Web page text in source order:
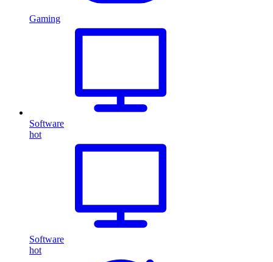
Gaming
Software
hot
Software
hot